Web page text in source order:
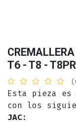
T6 - T8 -
Esta pieza es
con los
JAC: